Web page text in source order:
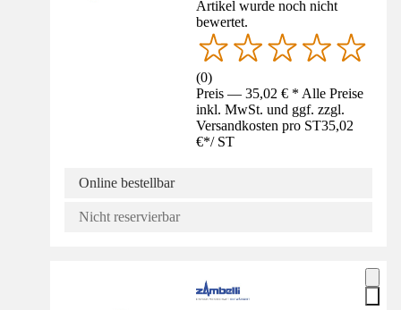
Artikel wurde noch nicht
bewertet.
(0)
Preis — 35,02 € * Alle Preise
inkl. MwSt. und ggf. zzgl.
Versandkosten pro ST35,02
€*/ ST
Online bestellbar
Nicht reservierbar